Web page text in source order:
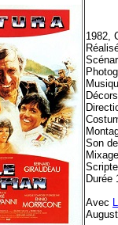
1982,
Son
Durée
Avec